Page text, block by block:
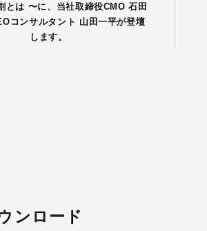
とは 〜に、当社取締役CMO 石田
コンサルタント 山田一平が登壇
します。
ンロード